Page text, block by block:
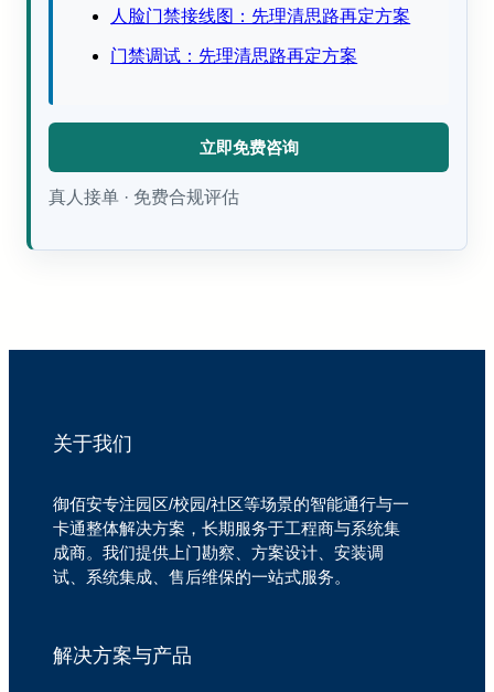
人脸门禁接线图：先理清思路再定方案
门禁调试：先理清思路再定方案
立即免费咨询
真人接单 · 免费合规评估
关于我们
御佰安专注园区/校园/社区等场景的智能通行与一
卡通整体解决方案，长期服务于工程商与系统集
成商。我们提供上门勘察、方案设计、安装调
试、系统集成、售后维保的一站式服务。
解决方案与产品